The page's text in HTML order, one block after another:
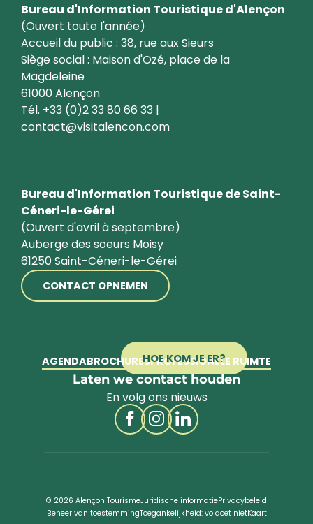
Bureau d'Information Touristique d'Alençon
(Ouvert toute l'année)
Accueil du public : 38, rue aux Sieurs
Siège social : Maison d'Ozé, place de la
Magdeleine
61000 Alençon
Tél. +33 (0)2 33 80 66 33 |
contact@visitalencon.com
Bureau d'Information Touristique de Saint-
Céneri-le-Gérei
(Ouvert d'avril à septembre)
Auberge des soeurs Moisy
61250 Saint-Céneri-le-Gérei
CONTACT OPNEMEN
HOE KOM JE ER?
AGENDABROCHURESPROFESSIONELE RUIMTE
Laten we contact houden
En volg ons nieuws
© 2026 Alençon TourismeJuridische informatiePrivacybeleid
Beheer van toestemmingToegankelijkheid: voldoet nietKaart